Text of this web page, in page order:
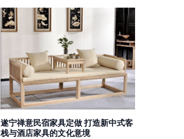
遂宁禅意民宿家具定做 打造新中式客
栈与酒店家具的文化意境